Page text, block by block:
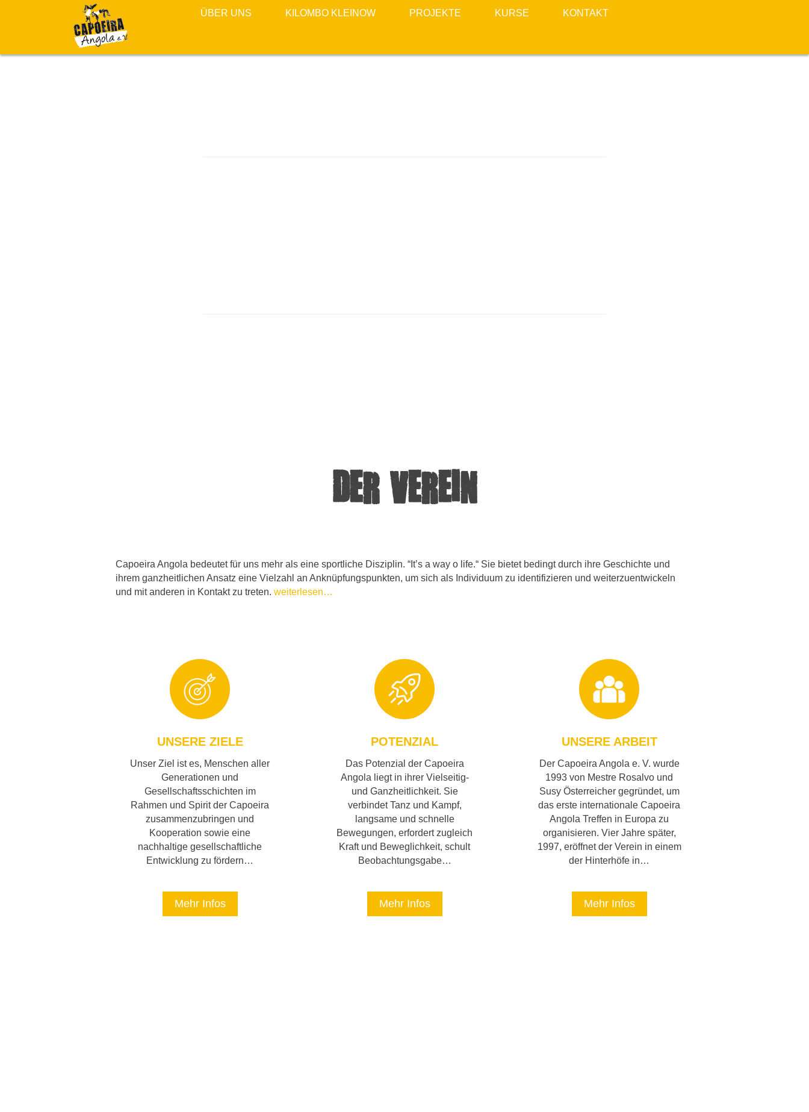
ÜBER UNS KILOMBO KLEINOW PROJEKTE KURSE KONTAKT
DER VEREIN
Capoeira Angola bedeutet für uns mehr als eine sportliche Disziplin. “It’s a way o life.“ Sie bietet bedingt durch ihre Geschichte und
ihrem ganzheitlichen Ansatz eine Vielzahl an Anknüpfungspunkten, um sich als Individuum zu identifizieren und weiterzuentwickeln
und mit anderen in Kontakt zu treten. weiterlesen…
UNSERE ZIELE
Unser Ziel ist es, Menschen aller
Generationen und
Gesellschaftsschichten im
Rahmen und Spirit der Capoeira
zusammenzubringen und
Kooperation sowie eine
nachhaltige gesellschaftliche
Entwicklung zu fördern…
Mehr Infos
POTENZIAL
Das Potenzial der Capoeira
Angola liegt in ihrer Vielseitig-
und Ganzheitlichkeit. Sie
verbindet Tanz und Kampf,
langsame und schnelle
Bewegungen, erfordert zugleich
Kraft und Beweglichkeit, schult
Beobachtungsgabe…
Mehr Infos
UNSERE ARBEIT
Der Capoeira Angola e. V. wurde
1993 von Mestre Rosalvo und
Susy Österreicher gegründet, um
das erste internationale Capoeira
Angola Treffen in Europa zu
organisieren. Vier Jahre später,
1997, eröffnet der Verein in einem
der Hinterhöfe in…
Mehr Infos